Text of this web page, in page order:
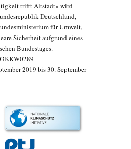
trifft Altstadt« wird
Deutschland,
für Umwelt,
Sicherheit aufgrund eines
Bundestages.
2019 bis 30. September